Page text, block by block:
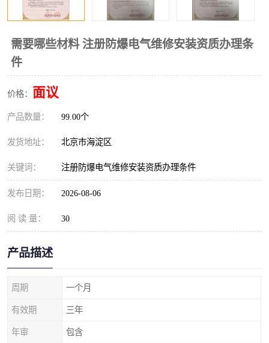
需要哪些材料 注册防爆电气维修安装资质办理条
件
价格： 面议
产品数量： 99.00个
发货地址： 北京市海淀区
关键词： 注册防爆电气维修安装资质办理条件
发布日期： 2026-08-06
阅 读 量： 30
产品描述
周期 一个月
有效期 三年
年审 包含